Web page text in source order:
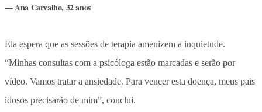
Ana Carvalho, 32 anos
Ela espera que as sessões de terapia amenizem a inquietude.
“Minhas consultas com a psicóloga estão marcadas e serão por
vídeo. Vamos tratar a ansiedade. Para vencer esta doença, meus pais
idosos precisarão de mim”, conclui.